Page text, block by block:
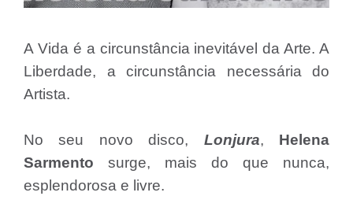
A Vida é a circunstância inevitável da Arte. A
Liberdade, a circunstância necessária do
Artista.
No seu novo disco, Lonjura, Helena
Sarmento surge, mais do que nunca,
esplendorosa e livre.